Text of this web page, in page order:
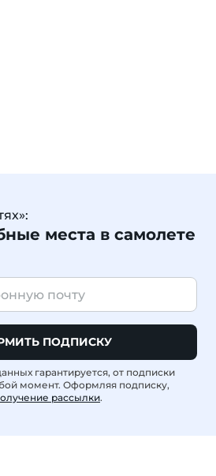
места в самолете
ПОДПИСКУ
гарантируется, от подписки
момент. Оформляя подписку,
рассылки.